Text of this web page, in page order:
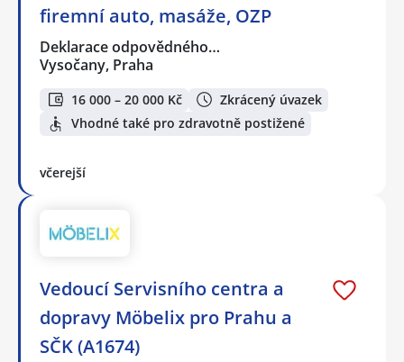
firemní auto, masáže, OZP
Deklarace odpovědného…
Vysočany, Praha
16 000 – 20 000 Kč
Zkrácený úvazek
Vhodné také pro zdravotně postižené
včerejší
Vedoucí Servisního centra a
dopravy Möbelix pro Prahu a
SČK (A1674)